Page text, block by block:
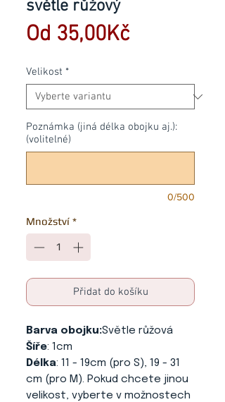
světle růžový
Od 35,00Kč
Velikost *
Poznámka (jiná délka obojku aj.):
(volitelné)
0/500
Množství *
Přidat do košíku
Barva obojku:Světle růžová
Šíře: 1cm
Délka: 11 - 19cm (pro S), 19 - 31
cm (pro M). Pokud chcete jinou
velikost, vyberte v možnostech